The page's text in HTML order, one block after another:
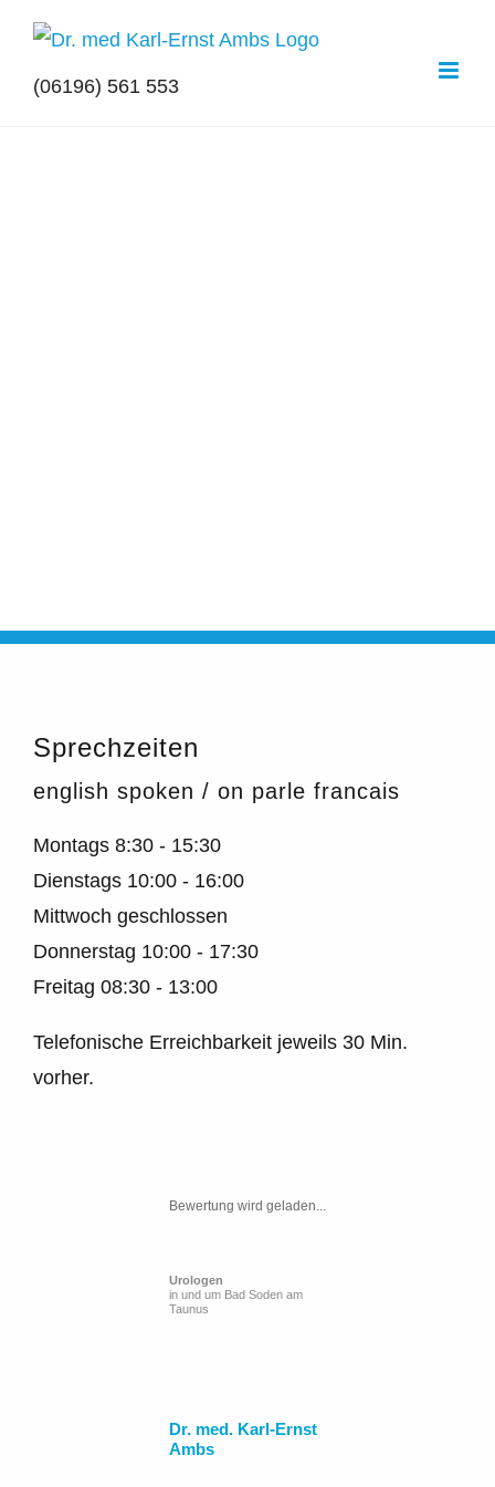
Zum
springen
(06196) 561 553
Sprechzeiten
english spoken / on parle francais
Montags 8:30 - 15:30
Dienstags 10:00 - 16:00
Mittwoch geschlossen
Donnerstag 10:00 - 17:30
Freitag 08:30 - 13:00
Telefonische Erreichbarkeit jeweils 30 Min.
vorher.
Bewertung wird geladen...
Urologen
in und um Bad Soden am
Taunus
Dr. med. Karl-Ernst
Ambs